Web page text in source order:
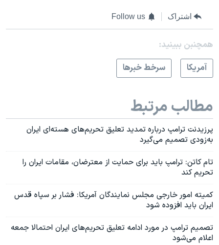
اشتراک Follow us
همچنبن ببینید:
آمريکا
سرخط خبرها
مطالب مرتبط
پرزیدنت ترامپ درباره تمدید تعلیق تحریم‌های هسته‌ای ایران
به‌زودی تصمیم می‌گیرد
تام کاتن: ترامپ باید برای حمایت از معترضان، مقامات ایران را
تحریم کند
کمیته امور خارجی مجلس نمایندگان آمریکا: فشار بر سپاه قدس
ایران باید افزوده شود
تصمیم ترامپ در مورد ادامه تعلیق تحریم‌های ایران احتمالا جمعه
اعلام می‌شود